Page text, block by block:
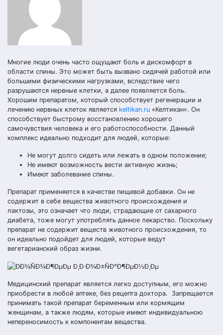
Многие люди очень часто ощущают боль и дискомфорт в
области спины. Это может быть вызвано сидячей работой или
большими физическими нагрузками, вследствие чего
разрушаются нервные клетки, а далее появляется боль.
Хорошим препаратом, который способствует регенерации и
лечению нервных клеток является keltikan.ru «Келтикан». Он
способствует быстрому восстановлению хорошего
самочувствия человека и его работоспособности. Данный
комплекс идеально подходит для людей, которые:
Не могут долго сидеть или лежать в одном положение;
Не имеют возможность вести активную жизнь;
Имеют заболевание спины.
Препарат применяется в качестве пищевой добавки. Он не
содержит в себе вещества животного происхождения и
лактозы, это означает что люди, страдающие от сахарного
диабета, тоже могут употреблять данное лекарство. Поскольку
препарат не содержит веществ животного происхождения, то
он идеально подойдет для людей, которые ведут
вегетарианский образ жизни.
Медицинский препарат является легко доступным, его можно
приобрести в любой аптеке, без рецепта доктора. Запрещается
принимать такой препарат беременным или кормящим
женщинам, а также людям, которые имеют индивидуальною
непереносимость к компонентам вещества.